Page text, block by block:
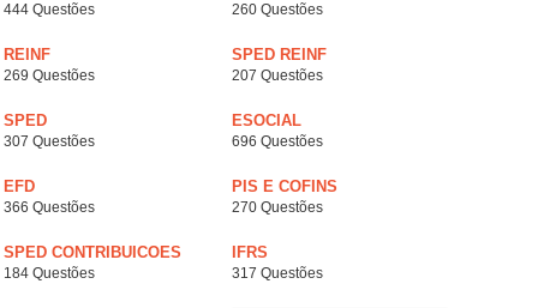
444 Questões 260 Questões
REINF
269 Questões
SPED REINF
207 Questões
SPED
307 Questões
ESOCIAL
696 Questões
EFD
366 Questões
PIS E COFINS
270 Questões
SPED CONTRIBUICOES
184 Questões
IFRS
317 Questões